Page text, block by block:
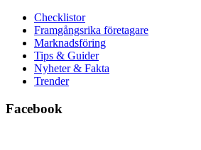
Checklistor
Framgångsrika företagare
Marknadsföring
Tips & Guider
Nyheter & Fakta
Trender
Facebook